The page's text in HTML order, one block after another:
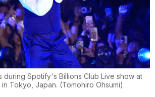
during Spotify's Billions Club Live show at
Tokyo, Japan. (Tomohiro Ohsumi)